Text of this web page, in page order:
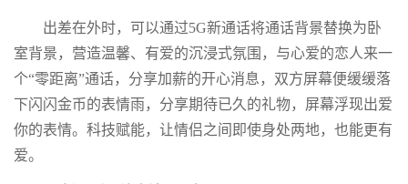
出差在外时，可以通过5G新通话将通话背景替换为卧
室背景，营造温馨、有爱的沉浸式氛围，与心爱的恋人来一
个“零距离”通话，分享加薪的开心消息，双方屏幕便缓缓落
下闪闪金币的表情雨，分享期待已久的礼物，屏幕浮现出爱
你的表情。科技赋能，让情侣之间即使身处两地，也能更有
爱。